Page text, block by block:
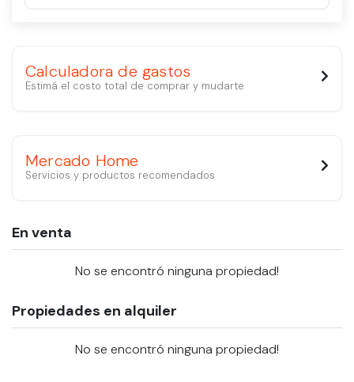
Calculadora de gastos
Estimá el costo total de comprar y mudarte
Mercado Home
Servicios y productos recomendados
En venta
No se encontró ninguna propiedad!
Propiedades en alquiler
No se encontró ninguna propiedad!